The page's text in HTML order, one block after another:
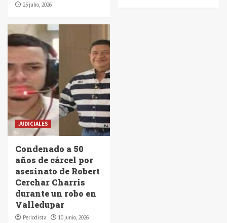
25 julio, 2026
JUDICIALES
Condenado a 50
años de cárcel por
asesinato de Robert
Cerchar Charris
durante un robo en
Valledupar
Periodista 10 junio, 2026